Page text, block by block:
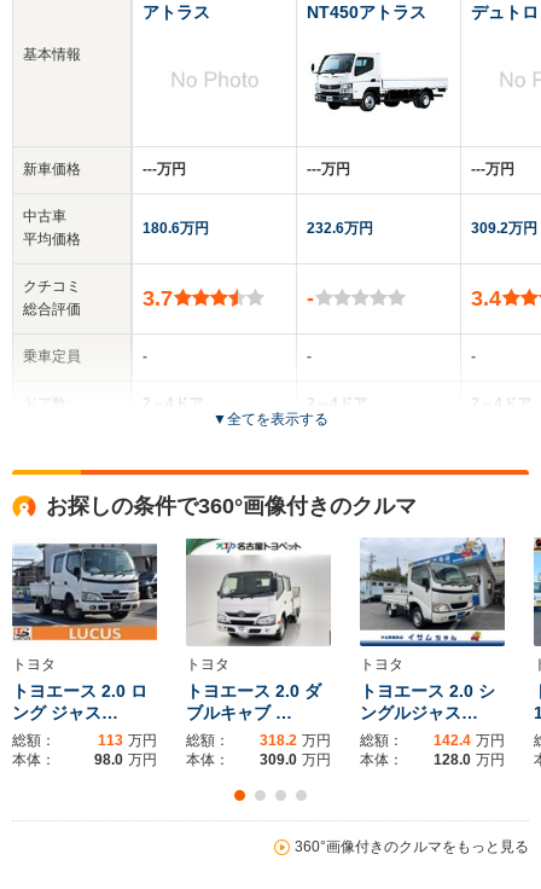
基本情報
新車価格
中古車
平均価格
クチコミ
総合評価
乗車定員
ドア数
サイズ
(全長x全幅x全高)
アトラス
‐‐‐万円
180.6万円
3.7
-
2～4ドア
全幅
-m
-m
ホイールベース
NT450アトラス
‐‐‐万円
232.6万円
-
-
2～4ドア
全幅
-m
全長
-m
ホイールベース
-m
デュトロ
‐‐‐万円
309.2万円
3.4
-
2～4ドア
-
ホイ
▼全てを表示する
お探しの条件で360°画像付きのクルマ
トヨタ
トヨエース 2.0 ロ
ング ジャス…
総額： 113 万円
本体：
98.0 万円
トヨタ
トヨエース 2.0 ダ
ブルキャブ …
総額： 318.2 万円
本体：
309.0 万円
トヨタ
トヨエース 2.0 シ
ングルジャス…
総額： 142.4 万円
本体：
128.0 万円
360°画像付きのクルマをもっと見る